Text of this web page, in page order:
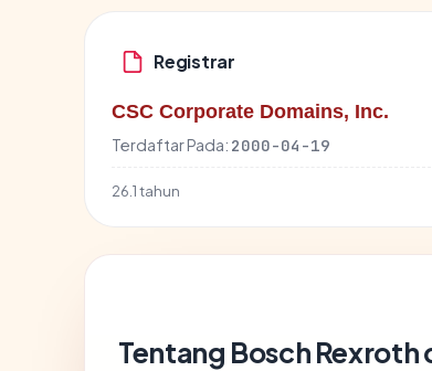
Registrar
CSC Corporate Domains, Inc.
Terdaftar Pada: 2000-04-19
26.1 tahun
Tentang Bosch